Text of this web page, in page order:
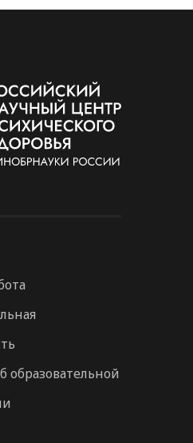
образовательной